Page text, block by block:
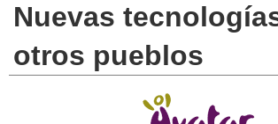
Nuevas
otros pueblos